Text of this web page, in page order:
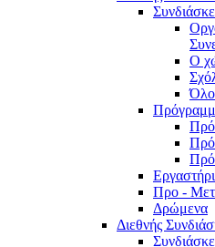
Ο
Προ -
Δρώμενα
Διεθνής